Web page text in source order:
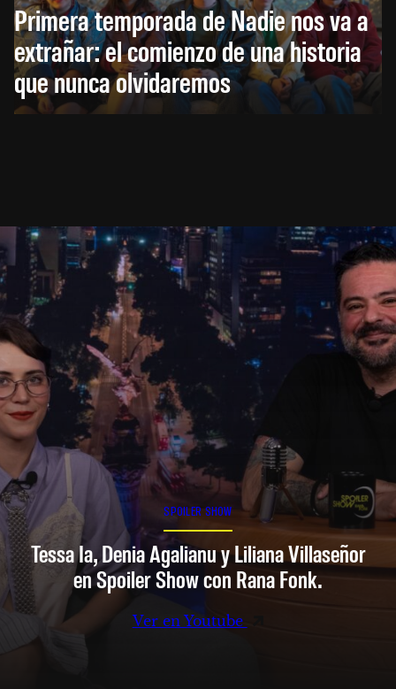
Primera temporada de Nadie nos va a
extrañar: el comienzo de una historia
que nunca olvidaremos
SPOILER SHOW
Tessa Ia, Denia Agalianu y Liliana Villaseñor
en Spoiler Show con Rana Fonk.
Ver en Youtube